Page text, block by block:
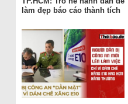
làm đẹp báo cáo thành tích